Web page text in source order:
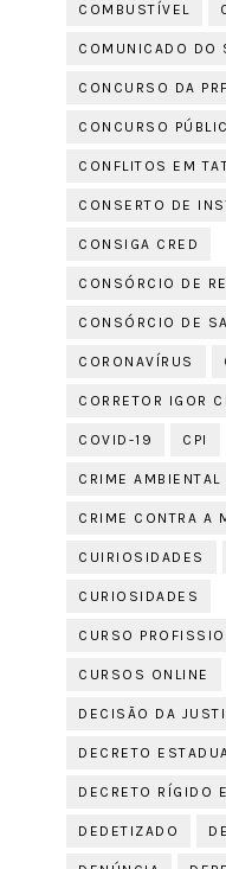
COMBUSTÍVEL
COMUNICADO DO
CONCURSO DA PRF
CONCURSO
CONFLITOS EM
CONSERTO DE
CONSIGA CRED
CONSÓRCIO DE
CONSÓRCIO DE
CORONAVÍRUS
CORRETOR IGOR
COVID-19 CPI
CRIME AMBIENTAL
CRIME CONTRA A
CUIRIOSIDADES
CURIOSIDADES
CURSO
CURSOS ONLINE
DECISÃO DA
DECRETO
DECRETO RÍGIDO
DEDETIZADO